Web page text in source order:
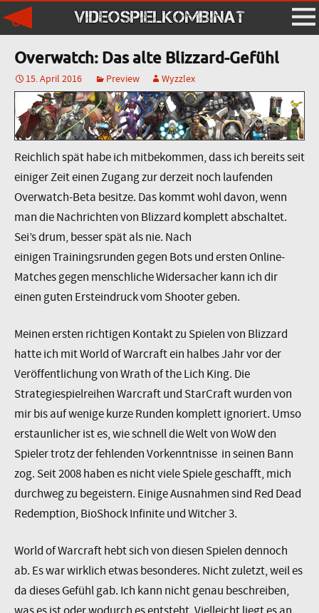
VIDEOSPIELKOMBINAT
Overwatch: Das alte Blizzard-Gefühl
15. April 2016 Preview Wyzzlex
Reichlich spät habe ich mitbekommen, dass ich bereits seit
einiger Zeit einen Zugang zur derzeit noch laufenden
Overwatch-Beta besitze. Das kommt wohl davon, wenn
man die Nachrichten von Blizzard komplett abschaltet.
Sei’s drum, besser spät als nie. Nach
einigen Trainingsrunden gegen Bots und ersten Online-
Matches gegen menschliche Widersacher kann ich dir
einen guten Ersteindruck vom Shooter geben.
Meinen ersten richtigen Kontakt zu Spielen von Blizzard
hatte ich mit World of Warcraft ein halbes Jahr vor der
Veröffentlichung von Wrath of the Lich King. Die
Strategiespielreihen Warcraft und StarCraft wurden von
mir bis auf wenige kurze Runden komplett ignoriert. Umso
erstaunlicher ist es, wie schnell die Welt von WoW den
Spieler trotz der fehlenden Vorkenntnisse in seinen Bann
zog. Seit 2008 haben es nicht viele Spiele geschafft, mich
durchweg zu begeistern. Einige Ausnahmen sind Red Dead
Redemption, BioShock Infinite und Witcher 3.
World of Warcraft hebt sich von diesen Spielen dennoch
ab. Es war wirklich etwas besonderes. Nicht zuletzt, weil es
da dieses Gefühl gab. Ich kann nicht genau beschreiben,